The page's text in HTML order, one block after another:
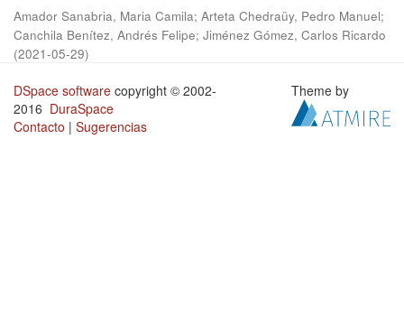
Amador Sanabria, Maria Camila; Arteta Chedraüy, Pedro Manuel;
Canchila Benítez, Andrés Felipe; Jiménez Gómez, Carlos Ricardo
(2021-05-29)
DSpace software copyright © 2002-
2016 DuraSpace
Contacto | Sugerencias
Theme by